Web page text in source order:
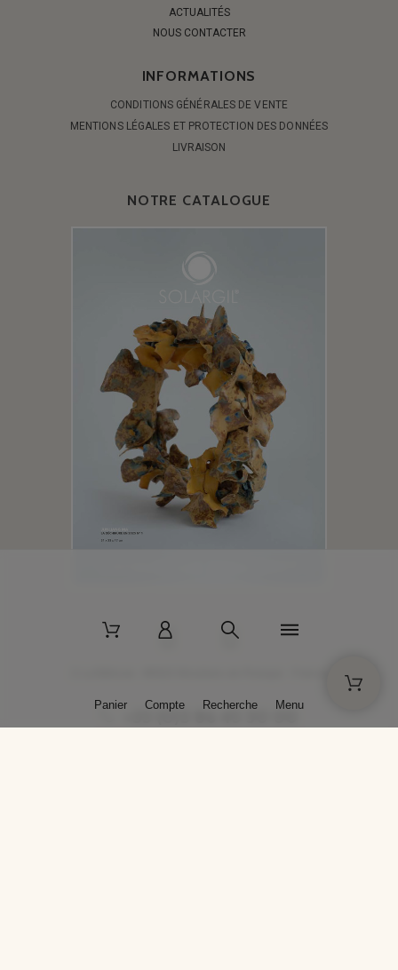
ACTUALITÉS
NOUS CONTACTER
INFORMATIONS
CONDITIONS GÉNÉRALES DE VENTE
MENTIONS LÉGALES ET PROTECTION DES DONNÉES
LIVRAISON
NOTRE CATALOGUE
+33 (0)3 86 45 50 00
Panier Compte Recherche Menu